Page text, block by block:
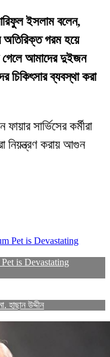
ইসলাম বলেন,
অতিরিক্ত গরম হয়ে
আমাদের দুইজন
ব্যবস্থা করা
সার্ভিসের কর্মীরা
নিয়ন্ত্রণ করায় আগুন
is Devastating
হাছান উদ্দীন